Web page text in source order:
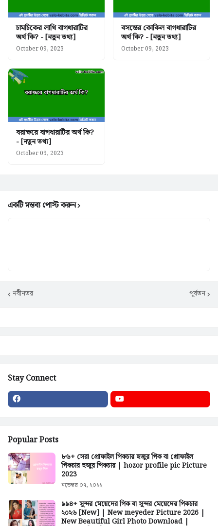
চামচিকের লাথি বাগধারাটির
অর্থ কি? - [নতুন তথ্য]
October 09, 2023
বসন্তের কোকিল বাগধারাটির
অর্থ কি? - [নতুন তথ্য]
October 09, 2023
বরাক্ষরে বাগধারাটির অর্থ কি?
- [নতুন তথ্য]
October 09, 2023
একটি মন্তব্য পোস্ট করুন
নবীনতর পূর্বতন
Stay Connect
Popular Posts
৮৬+ সেরা প্রোফাইল পিকচার হুজুর পিক বা প্রোফাইল
পিকচার হুজুর পিকচার | hozor profile pic Picture
2023
নভেম্বর ০৭, ২০২২
৯৯৪+ সুন্দর মেয়েদের পিক বা সুন্দর মেয়েদের পিকচার
২০২৬ [New] | New meyeder Picture 2026 |
New Beautiful Girl Photo Download |